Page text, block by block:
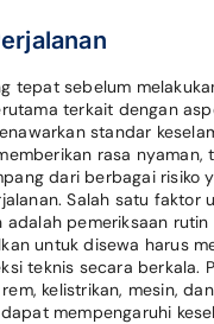
tepat sebelum
terkait dengan
standar
rasa nyaman,
dari berbagai risiko
Salah satu faktor
pemeriksaan rutin
untuk disewa harus
teknis secara berkala.
kelistrikan, mesin,
mempengaruhi